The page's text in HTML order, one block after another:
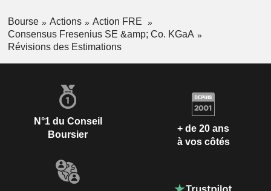
Bourse Actions
Action FRE
Consensus Fresenius SE &amp; Co. KGaA
Révisions des Estimations
N°1 du Conseil
Boursier
+ de 20 ans
à vos côtés